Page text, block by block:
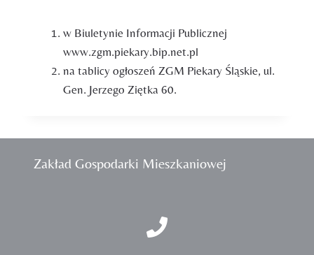
w Biuletynie Informacji Publicznej
www.zgm.piekary.bip.net.pl
na tablicy ogłoszeń ZGM Piekary Śląskie, ul.
Gen. Jerzego Ziętka 60.
Zakład Gospodarki Mieszkaniowej